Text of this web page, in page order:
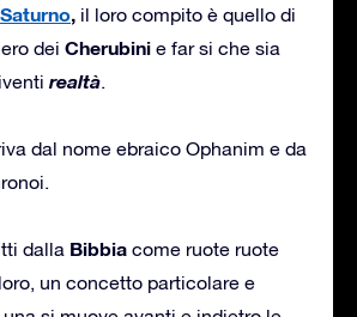
Saturno, il loro compito è quello di
dei Cherubini e far si che sia
realtà.
dal nome ebraico Ophanim e da
dalla Bibbia come ruote ruote
un concetto particolare e